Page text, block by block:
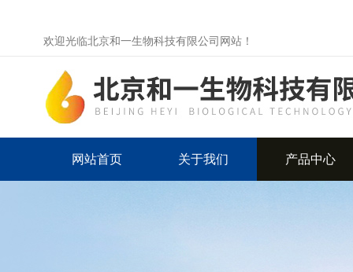
欢迎光临北京和一生物科技有限公司网站！
网站首页 关于我们 产品中心